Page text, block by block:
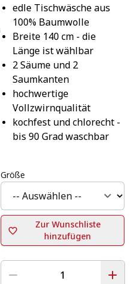
edle Tischwäsche aus
100% Baumwolle
Breite 140 cm - die
Länge ist wählbar
2 Säume und 2
Saumkanten
hochwertige
Vollzwirnqualität
kochfest und chlorecht -
bis 90 Grad waschbar
Größe
Zur Wunschliste
hinzufügen